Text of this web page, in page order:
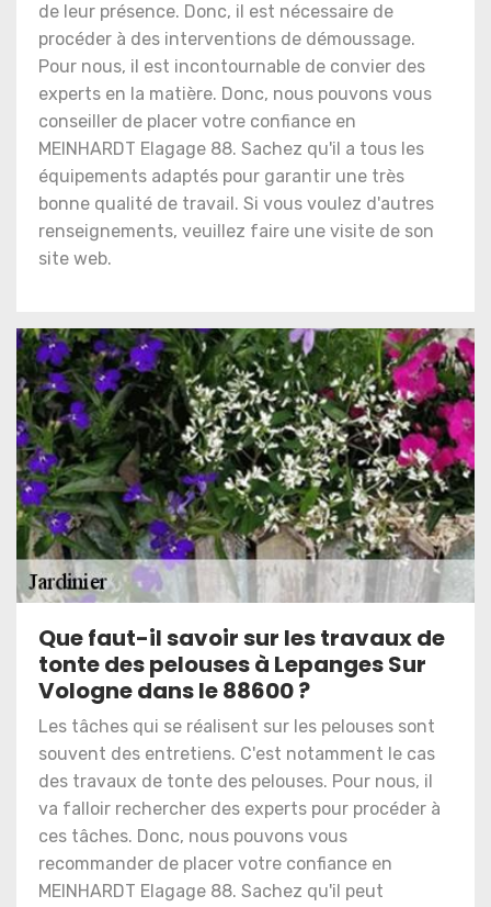
de leur présence. Donc, il est nécessaire de
procéder à des interventions de démoussage.
Pour nous, il est incontournable de convier des
experts en la matière. Donc, nous pouvons vous
conseiller de placer votre confiance en
MEINHARDT Elagage 88. Sachez qu'il a tous les
équipements adaptés pour garantir une très
bonne qualité de travail. Si vous voulez d'autres
renseignements, veuillez faire une visite de son
site web.
Que faut-il savoir sur les travaux de
tonte des pelouses à Lepanges Sur
Vologne dans le 88600 ?
Les tâches qui se réalisent sur les pelouses sont
souvent des entretiens. C'est notamment le cas
des travaux de tonte des pelouses. Pour nous, il
va falloir rechercher des experts pour procéder à
ces tâches. Donc, nous pouvons vous
recommander de placer votre confiance en
MEINHARDT Elagage 88. Sachez qu'il peut